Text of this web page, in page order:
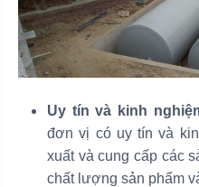
Uy tín và kinh
đơn vị có uy tín và
xuất và cung cấp các
chất lượng sản phẩm